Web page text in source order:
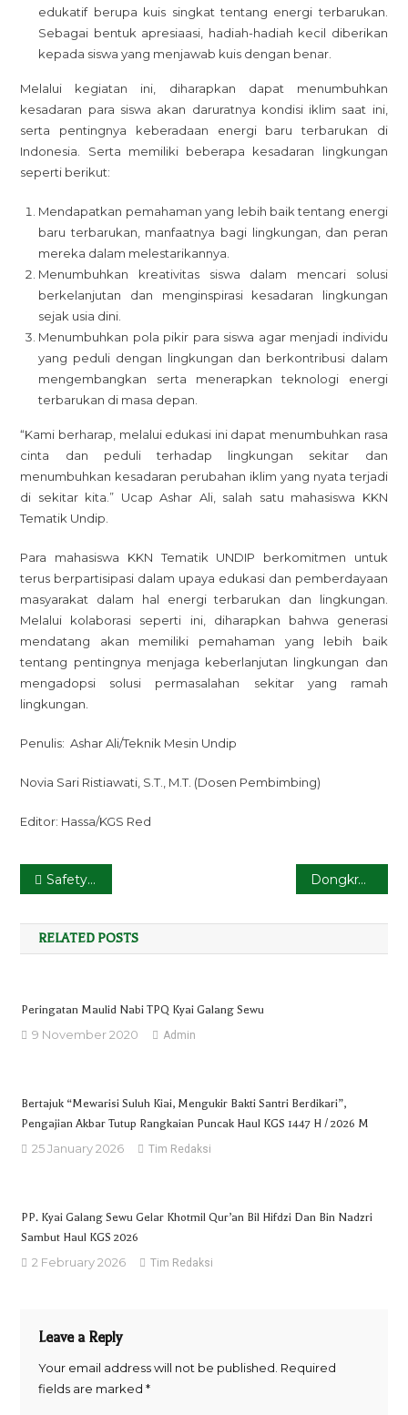
edukatif berupa kuis singkat tentang energi terbarukan.
Sebagai bentuk apresiaasi, hadiah-hadiah kecil diberikan
kepada siswa yang menjawab kuis dengan benar.
Melalui kegiatan ini, diharapkan dapat menumbuhkan
kesadaran para siswa akan daruratnya kondisi iklim saat ini,
serta pentingnya keberadaan energi baru terbarukan di
Indonesia. Serta memiliki beberapa kesadaran lingkungan
seperti berikut:
Mendapatkan pemahaman yang lebih baik tentang energi
baru terbarukan, manfaatnya bagi lingkungan, dan peran
mereka dalam melestarikannya.
Menumbuhkan kreativitas siswa dalam mencari solusi
berkelanjutan dan menginspirasi kesadaran lingkungan
sejak usia dini.
Menumbuhkan pola pikir para siswa agar menjadi individu
yang peduli dengan lingkungan dan berkontribusi dalam
mengembangkan serta menerapkan teknologi energi
terbarukan di masa depan.
“Kami berharap, melalui edukasi ini dapat menumbuhkan rasa
cinta dan peduli terhadap lingkungan sekitar dan
menumbuhkan kesadaran perubahan iklim yang nyata terjadi
di sekitar kita.” Ucap Ashar Ali, salah satu mahasiswa KKN
Tematik Undip.
Para mahasiswa KKN Tematik UNDIP berkomitmen untuk
terus berpartisipasi dalam upaya edukasi dan pemberdayaan
masyarakat dalam hal energi terbarukan dan lingkungan.
Melalui kolaborasi seperti ini, diharapkan bahwa generasi
mendatang akan memiliki pemahaman yang lebih baik
tentang pentingnya menjaga keberlanjutan lingkungan dan
mengadopsi solusi permasalahan sekitar yang ramah
lingkungan.
Penulis: Ashar Ali/Teknik Mesin Undip
Novia Sari Ristiawati, S.T., M.T. (Dosen Pembimbing)
Editor: Hassa/KGS Red
Post
navigation
Safety First, Mahasiswa KKN Tematik UNDIP Menggelar Edukasi Penerapan K3: Melindungi Keselamatan dan Kesehatan di TPS 3R Avicena Dongkrak Literasi Membaca Masyarakat: Mahasiswa KKN UNDIP Lakukan Pendampingan Revitalisasi Perpustakaan Desa
RELATED POSTS
Peringatan Maulid Nabi TPQ Kyai Galang Sewu
9 November 2020 Admin
Bertajuk “Mewarisi Suluh Kiai, Mengukir Bakti Santri Berdikari”,
Pengajian Akbar Tutup Rangkaian Puncak Haul KGS 1447 H / 2026 M
25 January 2026 Tim Redaksi
PP. Kyai Galang Sewu Gelar Khotmil Qur’an Bil Hifdzi Dan Bin Nadzri
Sambut Haul KGS 2026
2 February 2026 Tim Redaksi
Leave a Reply
Your email address will not be published. Required
fields are marked*